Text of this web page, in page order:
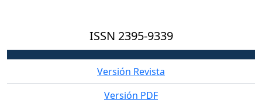
ISSN 2395-9339
Versión Revista
Versión PDF